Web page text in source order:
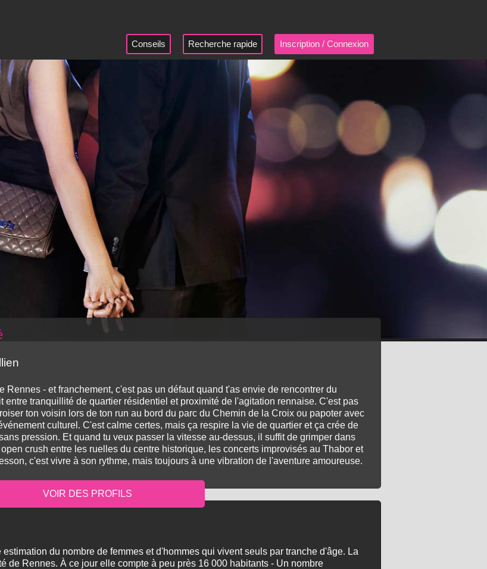
Inscription / Connexion
Recherche rapide
Conseils
Rennes - et franchement, c'est pas un défaut quand t'as envie de rencontrer du
entre tranquillité de quartier résidentiel et proximité de l'agitation rennaise. C'est pas
ton voisin lors de ton run au bord du parc du Chemin de la Croix ou papoter avec
culturel. C'est calme certes, mais ça respire la vie de quartier et ça crée de
pression. Et quand tu veux passer la vitesse au-dessus, il suffit de grimper dans
crush entre les ruelles du centre historique, les concerts improvisés au Thabor et
c'est vivre à son rythme, mais toujours à une vibration de l'aventure amoureuse.
du nombre de femmes et d'hommes qui vivent seuls par tranche d'âge. La
de Rennes. À ce jour elle compte à peu près 16 000 habitants - Un nombre